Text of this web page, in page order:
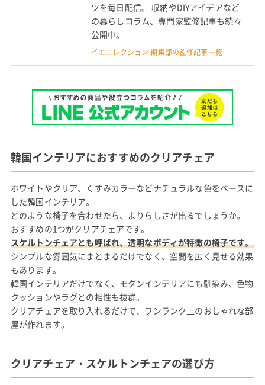
ツを毎日配信。 収納やDIYアイデアなど
の暮らしコラム、専門家監修記事も続々
公開中。
イエコレクション 編集部の監修記事一覧
韓国インテリアにおすすめのクリアチェア
ホワイトやクリア、くすみカラーなどナチュラルな色をベースに
した韓国インテリア。
どのような椅子を合わせたら、よりらしさが出るでしょうか。
おすすめの1つがクリアチェアです。
スケルトンチェアとも呼ばれ、透明なボディが特徴の椅子です。
シンプルな雰囲気にまとまるだけでなく、空間を広く見せる効果
もあります。
韓国インテリアだけでなく、モダンインテリアにも馴染み、色物
クッションやラグとの相性も抜群。
クリアチェアを取り入れるだけで、ワンランク上のおしゃれな部
屋が作れます。
クリアチェア・スケルトンチェアの選び方